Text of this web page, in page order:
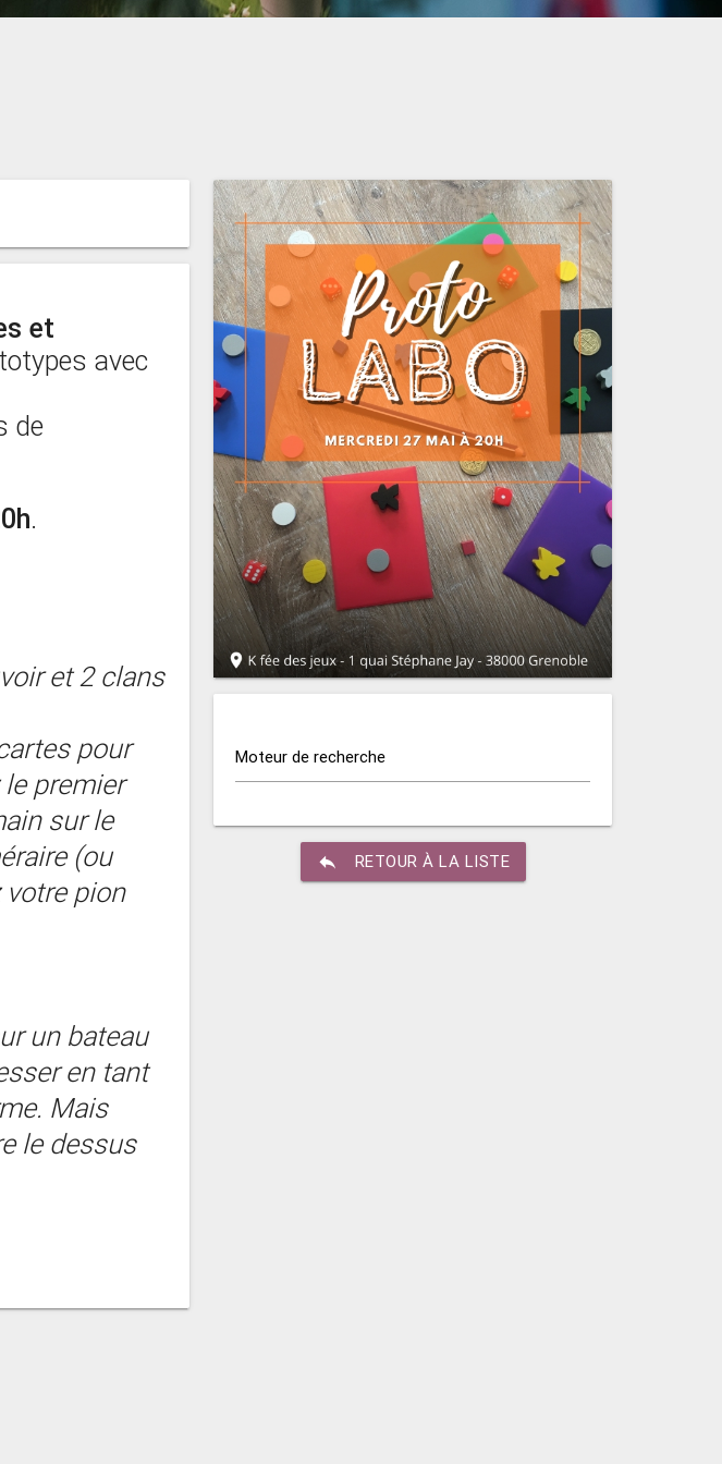
et
avec
de
.
et 2 clans
pour
premier
sur le
(ou
pion
un bateau
en tant
Mais
le dessus
Moteur de recherche
reply RETOUR À LA LISTE